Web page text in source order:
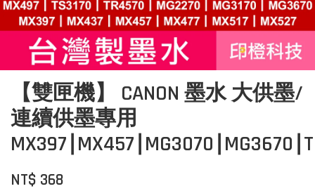
【雙匣機】 CANON 墨水 大供墨/
連續供墨專用
NT$ 368